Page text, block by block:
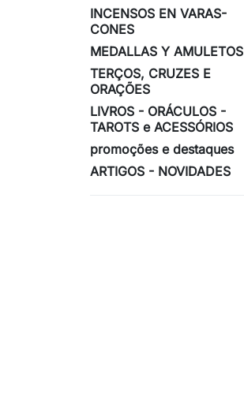
INCENSOS EN VARAS-
CONES
MEDALLAS Y AMULETOS
TERÇOS, CRUZES E
ORAÇÕES
LIVROS - ORÁCULOS -
TAROTS e ACESSÓRIOS
promoções e destaques
ARTIGOS - NOVIDADES